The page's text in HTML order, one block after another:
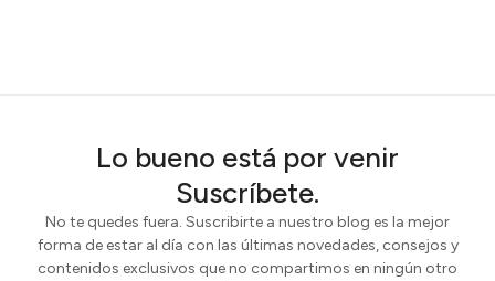
Lo bueno está por venir
Suscríbete.
No te quedes fuera. Suscribirte a nuestro blog es la mejor
forma de estar al día con las últimas novedades, consejos y
contenidos exclusivos que no compartimos en ningún otro